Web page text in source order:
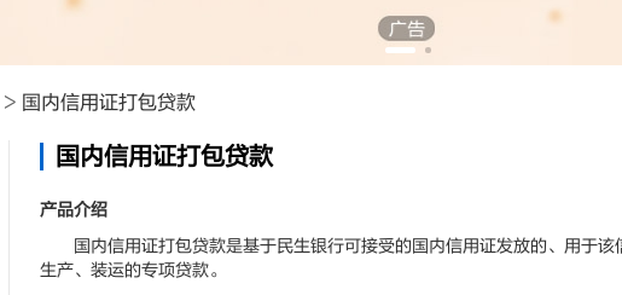
> 国内信用证打包贷款
国内信用证打包贷款
产品介绍
国内信用证打包贷款是基于民生银行可接受的国内信用证发放的、用于该
生产、装运的专项贷款。